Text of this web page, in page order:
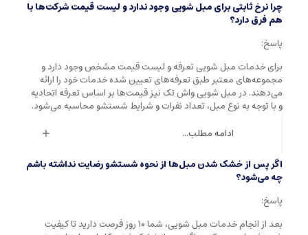
چرا نرخ ثابتی برای مبل شویی وجود ندارد و لیست قیمت شرکت‌ها با
هم فرق دارد؟
پاسخ:
برای خدمات مبل شویی تعرفه و لیست قیمت مشخص وجود دارد و
مجموعه‌های معتبر طبق تعرفه‌های تعیین شده خدمات خود را ارائه
می‌دهند. در مبل شویی واش تک نیز قیمت‌ها بر اساس تعرفه اتحادیه
و با توجه به نوع مبل، تعداد نفرات و شرایط شستشو محاسبه می‌شود.
ادامه مطلب...
اگر پس از خشک شدن مبل‌ها از نحوه شستشو رضایت نداشته باشم
چه می‌شود؟
پاسخ:
بعد از انجام خدمات مبل شویی، شما ۱۰ روز فرصت دارید تا کیفیت